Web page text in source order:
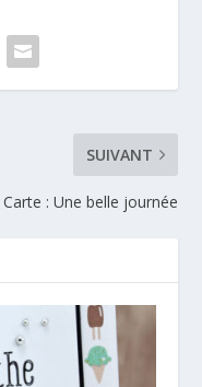
SUIVANT
Carte : Une belle journée